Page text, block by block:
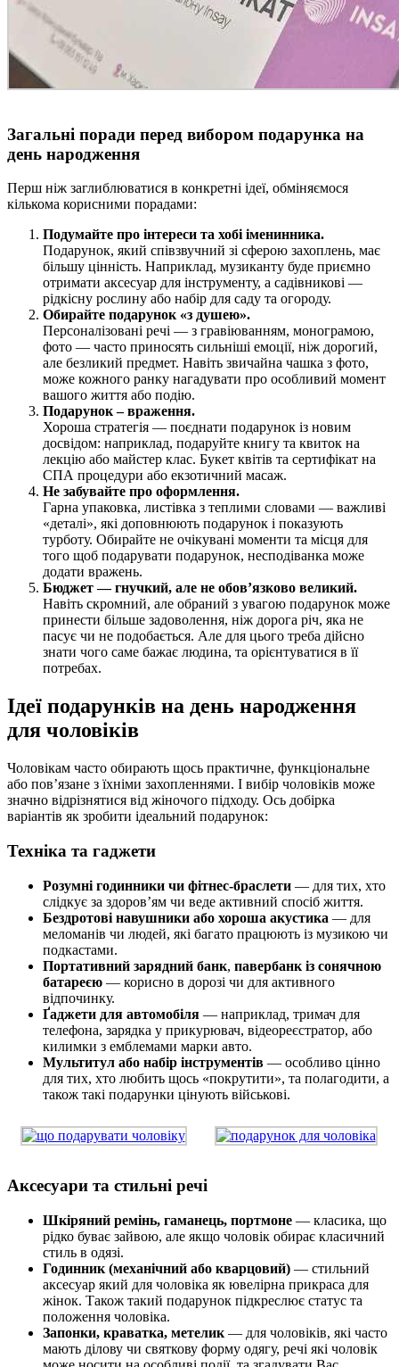
Загальні поради перед вибором подарунка на
день народження
Перш ніж заглиблюватися в конкретні ідеї, обміняємося
кількома корисними порадами:
Подумайте про інтереси та хобі іменинника.
Подарунок, який співзвучний зі сферою захоплень, має
більшу цінність. Наприклад, музиканту буде приємно
отримати аксесуар для інструменту, а садівникові —
рідкісну рослину або набір для саду та огороду.
Обирайте подарунок «з душею».
Персоналізовані речі — з гравіюванням, монограмою,
фото — часто приносять сильніші емоції, ніж дорогий,
але безликий предмет. Навіть звичайна чашка з фото,
може кожного ранку нагадувати про особливий момент
вашого життя або подію.
Подарунок – враження.
Хороша стратегія — поєднати подарунок із новим
досвідом: наприклад, подаруйте книгу та квиток на
лекцію або майстер клас. Букет квітів та сертифікат на
СПА процедури або екзотичний масаж.
Не забувайте про оформлення.
Гарна упаковка, листівка з теплими словами — важливі
«деталі», які доповнюють подарунок і показують
турботу. Обирайте не очікувані моменти та місця для
того щоб подарувати подарунок, несподіванка може
додати вражень.
Бюджет — гнучкий, але не обов’язково великий.
Навіть скромний, але обраний з увагою подарунок може
принести більше задоволення, ніж дорога річ, яка не
пасує чи не подобається. Але для цього треба дійсно
знати чого саме бажає людина, та орієнтуватися в її
потребах.
Ідеї подарунків на день народження
для чоловіків
Чоловікам часто обирають щось практичне, функціональне
або пов’язане з їхніми захопленнями. І вибір чоловіків може
значно відрізнятися від жіночого підходу. Ось добірка
варіантів як зробити ідеальний подарунок:
Техніка та гаджети
Розумні годинники чи фітнес-браслети — для тих, хто
слідкує за здоров’ям чи веде активний спосіб життя.
Бездротові навушники або хороша акустика — для
меломанів чи людей, які багато працюють із музикою чи
подкастами.
Портативний зарядний банк, павербанк із сонячною
батареєю — корисно в дорозі чи для активного
відпочинку.
Ґаджети для автомобіля — наприклад, тримач для
телефона, зарядка у прикурювач, відеореєстратор, або
килимки з емблемами марки авто.
Мультитул або набір інструментів — особливо цінно
для тих, хто любить щось «покрутити», та полагодити, а
також такі подарунки цінують військові.
Аксесуари та стильні речі
Шкіряний ремінь, гаманець, портмоне — класика, що
рідко буває зайвою, але якщо чоловік обирає класичний
стиль в одязі.
Годинник (механічний або кварцовий) — стильний
аксесуар який для чоловіка як ювелірна прикраса для
жінок. Також такий подарунок підкреслює статус та
положення чоловіка.
Запонки, краватка, метелик — для чоловіків, які часто
мають ділову чи святкову форму одягу, речі які чоловік